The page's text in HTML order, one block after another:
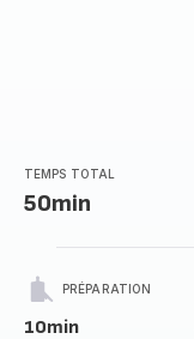
TEMPS TOTAL
50min
PRÉPARATION
10min